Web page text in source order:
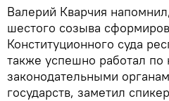
Валерий Кварчия
шестого созыва
Конституционного суда
также успешно работал
законодательными
государств, заметил